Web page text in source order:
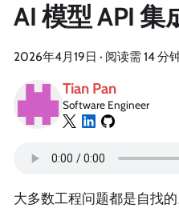
AI 模型 API 集
2026年4月19日 · 阅读需 14 分
Tian Pan
Software Engineer
大多数工程问题都是自找